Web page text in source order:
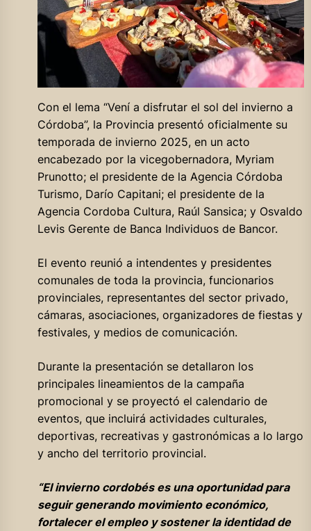
Con el lema “Vení a disfrutar el sol del invierno a
Córdoba”, la Provincia presentó oficialmente su
temporada de invierno 2025, en un acto
encabezado por la vicegobernadora, Myriam
Prunotto; el presidente de la Agencia Córdoba
Turismo, Darío Capitani; el presidente de la
Agencia Cordoba Cultura, Raúl Sansica; y Osvaldo
Levis Gerente de Banca Individuos de Bancor.
El evento reunió a intendentes y presidentes
comunales de toda la provincia, funcionarios
provinciales, representantes del sector privado,
cámaras, asociaciones, organizadores de fiestas y
festivales, y medios de comunicación.
Durante la presentación se detallaron los
principales lineamientos de la campaña
promocional y se proyectó el calendario de
eventos, que incluirá actividades culturales,
deportivas, recreativas y gastronómicas a lo largo
y ancho del territorio provincial.
“El invierno cordobés es una oportunidad para
seguir generando movimiento económico,
fortalecer el empleo y sostener la identidad de